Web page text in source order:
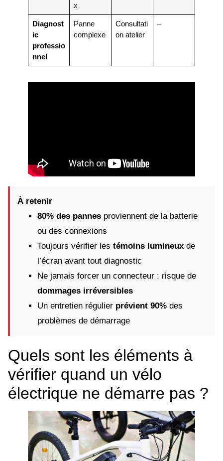
x
Diagnost
ic
professio
nnel
Panne
complexe
Consultati
on atelier
–
À retenir
80% des pannes proviennent de la batterie
ou des connexions
Toujours vérifier les témoins lumineux de
l’écran avant tout diagnostic
Ne jamais forcer un connecteur : risque de
dommages irréversibles
Un entretien régulier prévient 90% des
problèmes de démarrage
Quels sont les éléments à
vérifier quand un vélo
électrique ne démarre pas ?